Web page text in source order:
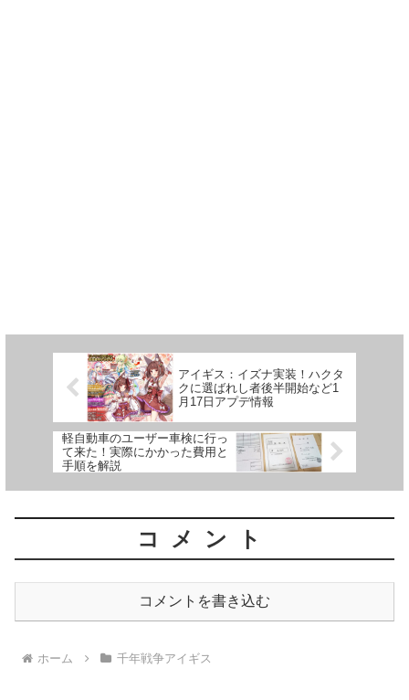
アイギス：イズナ実装！ハクタ
クに選ばれし者後半開始など1
月17日アプデ情報
軽自動車のユーザー車検に行っ
て来た！実際にかかった費用と
手順を解説
コメント
コメントを書き込む
ホーム 千年戦争アイギス